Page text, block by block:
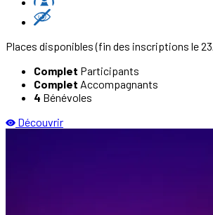
Places disponibles(fin des inscriptions le
Complet Participants
Complet Accompagnants
4 Bénévoles
Découvrir